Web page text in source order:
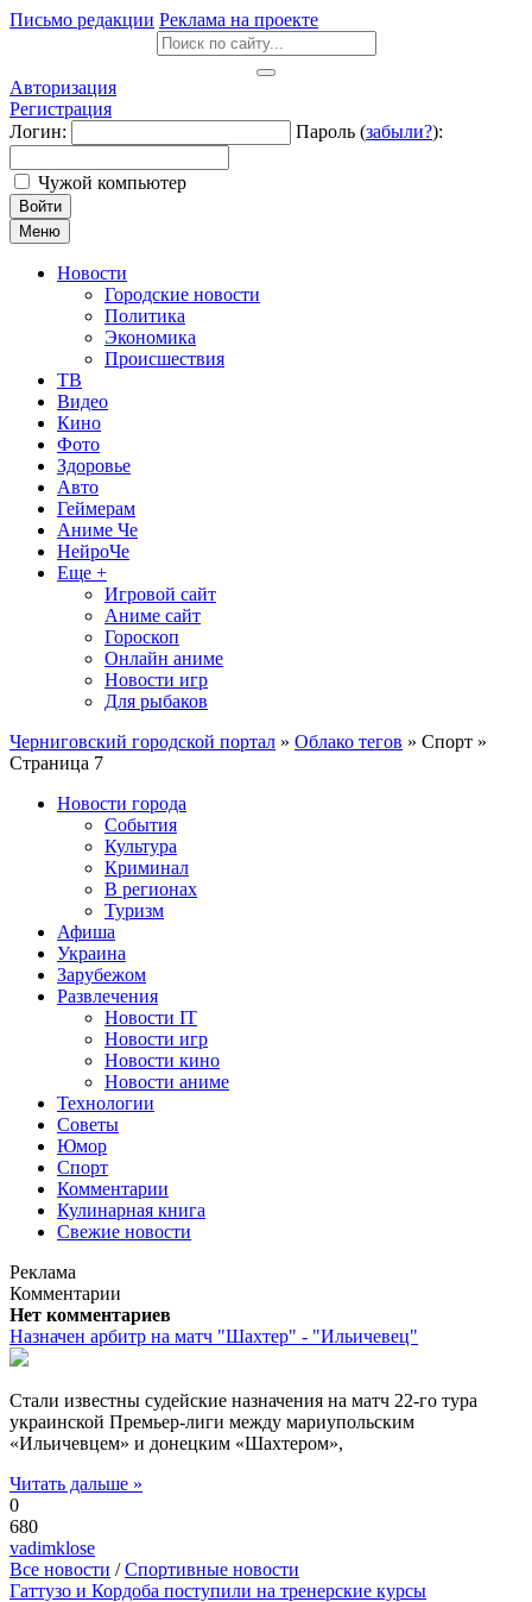
Письмо редакции Реклама на проекте
Авторизация
Регистрация
Логин:
Пароль (забыли?):
Чужой компьютер
Войти
Меню
Новости
Городские новости
Политика
Экономика
Происшествия
ТВ
Видео
Кино
Фото
Здоровье
Авто
Геймерам
Аниме Че
НейроЧе
Еще +
Игровой сайт
Аниме сайт
Гороскоп
Онлайн аниме
Новости игр
Для рыбаков
Черниговский городской портал » Облако тегов » Спорт »
Страница 7
Новости города
События
Культура
Криминал
В регионах
Туризм
Афиша
Украина
Зарубежом
Развлечения
Новости IT
Новости игр
Новости кино
Новости аниме
Технологии
Советы
Юмор
Спорт
Комментарии
Кулинарная книга
Свежие новости
Реклама
Комментарии
Нет комментариев
Назначен арбитр на матч "Шахтер" - "Ильичевец"
Стали известны судейские назначения на матч 22-го тура
украинской Премьер-лиги между мариупольским
«Ильичевцем» и донецким «Шахтером»,
Читать дальше »
0
680
vadimklose
Все новости /Спортивные новости
Гаттузо и Кордоба поступили на тренерские курсы